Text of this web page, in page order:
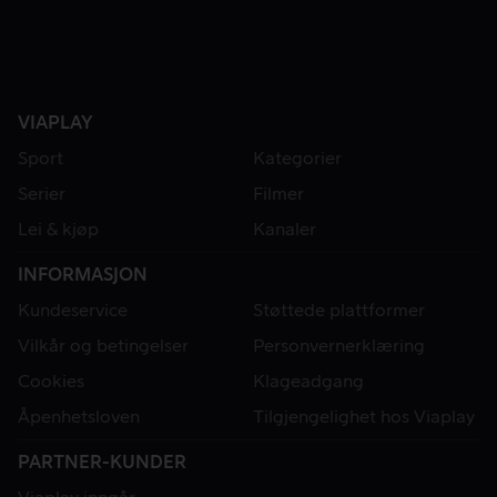
VIAPLAY
Sport
Kategorier
Serier
Filmer
Lei & kjøp
Kanaler
INFORMASJON
Kundeservice
Støttede plattformer
Vilkår og betingelser
Personvernerklæring
Cookies
Klageadgang
Åpenhetsloven
Tilgjengelighet hos Viaplay
PARTNER-KUNDER